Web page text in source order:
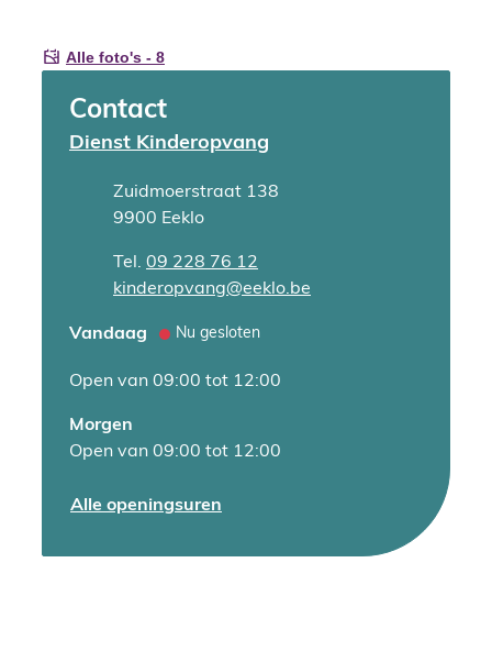
Alle foto's - 8
Contact
Dienst Kinderopvang
AdresZuidmoerstraat 138
,9900 Eeklo
09 228 76 12
E-mailkinderopvang@eeklo.be
Vandaag Nu gesloten
Open van 09:00 tot 12:00
Morgen
Open van 09:00 tot 12:00
Alle openingsuren